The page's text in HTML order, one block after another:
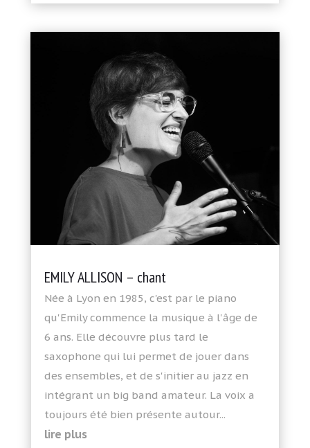
EMILY ALLISON – chant
Née à Lyon en 1985, c'est par le piano
qu'Emily commence la musique à l'âge de
6 ans. Elle découvre plus tard le
saxophone qui lui permet de jouer dans
des ensembles, et de s'initier au jazz en
intégrant un big band amateur. La voix a
toujours été bien présente autour...
lire plus